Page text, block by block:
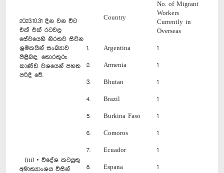
Country
No. of Migrant
Workers
Currently in
Overseas
1. Argentina 1
2. Armenia 1
3. Bhutan 1
4. Brazil 1
5. Burkina Faso 1
6. Comoros 1
7. Ecuador 1
8. Espana 1
2023.10.31 දින වන විට
එක් එක් රටවල
සේවයෙහි නිරතව සිටින
ශ්‍රමිකයින් සංඛ්‍යාව
පිළිබඳ තොරතුරු
කාණ්ඩ වශයෙන් පහත
පරිදි වේ.
(iii) • විදේශ කටයුතු
අමාත්‍යාංශය විසින්